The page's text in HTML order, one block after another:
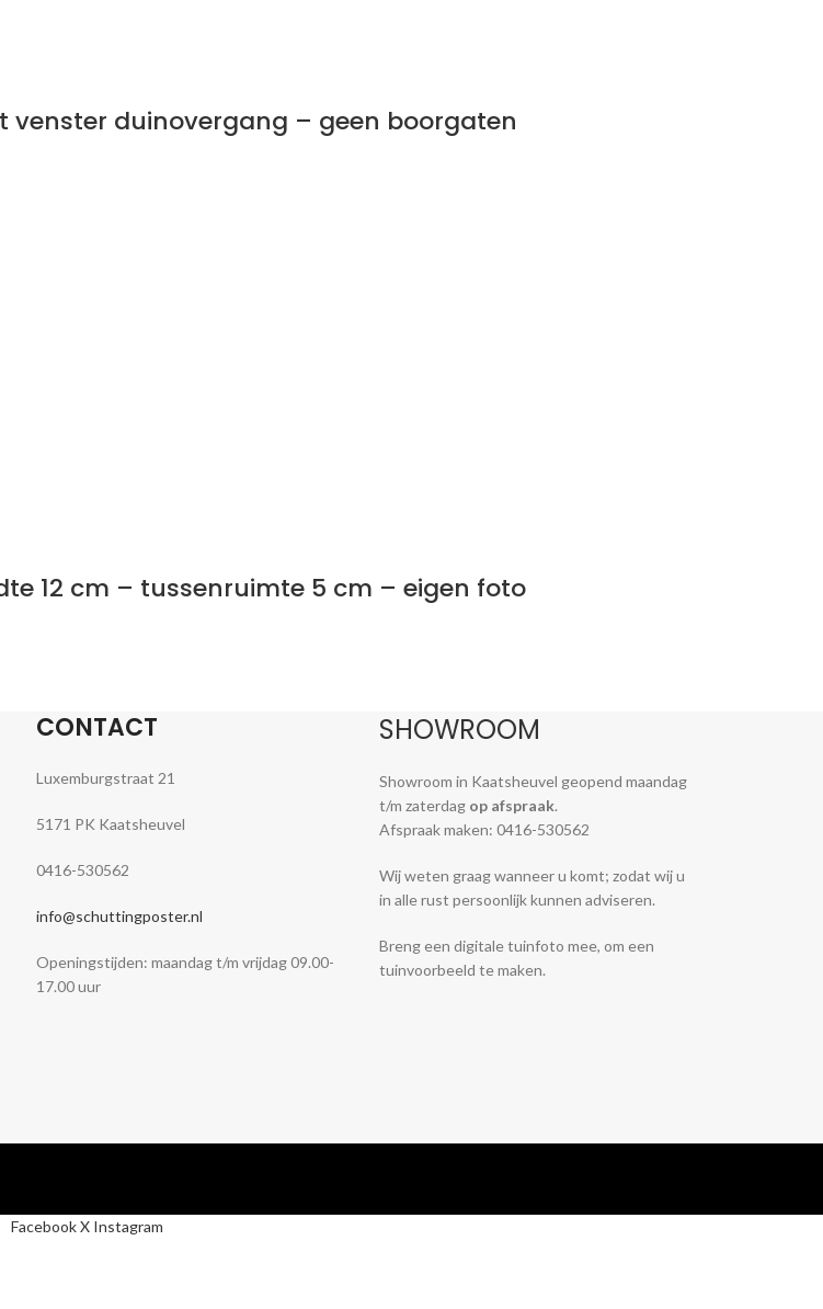
venster duinovergang – geen boorgaten
12 cm – tussenruimte 5 cm – eigen foto
CONTACT
Luxemburgstraat 21
5171 PK Kaatsheuvel
0416-530562
info@schuttingposter.nl
Openingstijden: maandag t/m vrijdag 09.00-
17.00 uur
SHOWROOM
Showroom in Kaatsheuvel geopend maandag
t/m zaterdag op afspraak.
Afspraak maken: 0416-530562
Wij weten graag wanneer u komt; zodat wij u
in alle rust persoonlijk kunnen adviseren.
Breng een digitale tuinfoto mee, om een
tuinvoorbeeld te maken.
Facebook X Instagram